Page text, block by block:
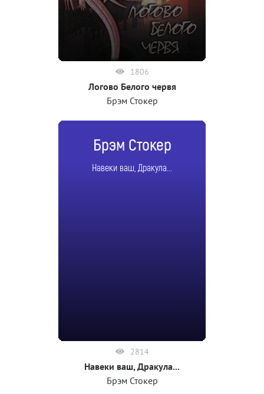
1806
Логово Белого червя
Брэм Стокер
Брэм Стокер
Навеки ваш, Дракула...
2814
Навеки ваш, Дракула...
Брэм Стокер